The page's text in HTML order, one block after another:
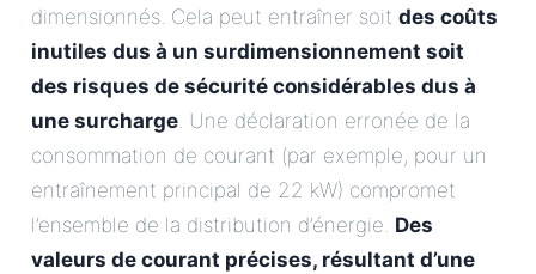
dimensionnés. Cela peut entraîner soit des coûts
inutiles dus à un surdimensionnement soit
des risques de sécurité considérables dus à
une surcharge. Une déclaration erronée de la
consommation de courant (par exemple, pour un
entraînement principal de 22 kW) compromet
l’ensemble de la distribution d’énergie. Des
valeurs de courant précises, résultant d’une